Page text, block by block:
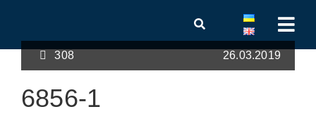
308 26.03.2019
6856-1